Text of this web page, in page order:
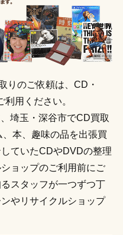
りのご依頼は、CD・
用ください。
埼玉・深谷市でCD買取
本、趣味の品を出張買
ていたCDやDVDの整理
ョップのご利用前にご
スタッフが一つずつ丁
やリサイクルショップ